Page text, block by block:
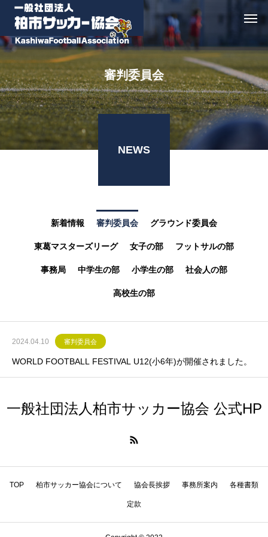
審判委員会
NEWS
新着情報 審判委員会 グラウンド委員会
東葛マスターズリーグ 女子の部 フットサルの部
事務局 中学生の部 小学生の部 社会人の部
高校生の部
2024.04.10 審判委員会
WORLD FOOTBALL FESTIVAL U12(小6年)が開催されました。
一般社団法人柏市サッカー協会 公式HP
TOP 柏市サッカー協会について 協会長挨拶 事務所案内 各種書類
定款